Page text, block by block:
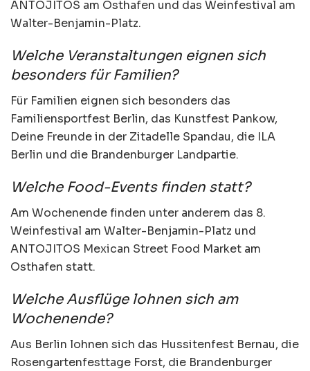
ANTOJITOS am Osthafen und das Weinfestival am
Walter-Benjamin-Platz.
Welche Veranstaltungen eignen sich
besonders für Familien?
Für Familien eignen sich besonders das
Familiensportfest Berlin, das Kunstfest Pankow,
Deine Freunde in der Zitadelle Spandau, die ILA
Berlin und die Brandenburger Landpartie.
Welche Food-Events finden statt?
Am Wochenende finden unter anderem das 8.
Weinfestival am Walter-Benjamin-Platz und
ANTOJITOS Mexican Street Food Market am
Osthafen statt.
Welche Ausflüge lohnen sich am
Wochenende?
Aus Berlin lohnen sich das Hussitenfest Bernau, die
Rosengartenfesttage Forst, die Brandenburger